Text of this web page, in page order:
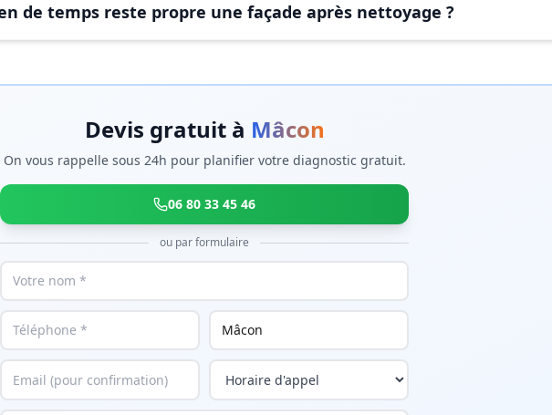
de temps reste propre une façade après nettoyage ?
Devis gratuit à Mâcon
On vous rappelle sous 24h pour planifier votre diagnostic gratuit.
06 80 33 45 46
ou par formulaire